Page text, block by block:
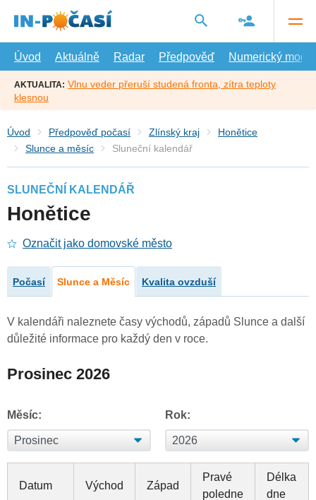
hlavní
Úvod
Aktuálně Radar Předpověď Numerický model
AKTUALITA: Vlnu veder přeruší studená fronta, zítra teploty
klesnou
Úvod Předpověď počasí Zlínský kraj
Honětice
Slunce a měsíc
Sluneční kalendář
SLUNEČNÍ KALENDÁŘ
Honětice
Označit jako domovské město
Počasí Slunce a Měsíc Kvalita ovzduší
V kalendáři naleznete časy východů, západů Slunce a další
důležité informace pro každý den v roce.
Prosinec 2026
Měsíc: Rok:
Datum Východ Západ
Pravé
poledne
Délka
dne